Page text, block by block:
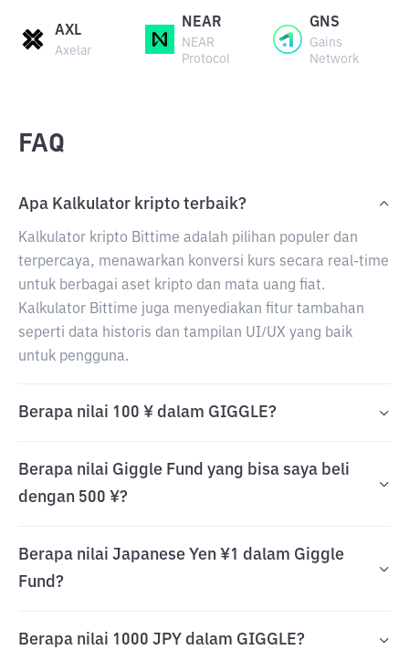
AXL
Axelar
NEAR
NEAR
Protocol
GNS
Gains
Network
FAQ
Apa Kalkulator kripto terbaik?
Kalkulator kripto Bittime adalah pilihan populer dan
terpercaya, menawarkan konversi kurs secara real-time
untuk berbagai aset kripto dan mata uang fiat.
Kalkulator Bittime juga menyediakan fitur tambahan
seperti data historis dan tampilan UI/UX yang baik
untuk pengguna.
Berapa nilai 100 ¥ dalam GIGGLE?
Berapa nilai Giggle Fund yang bisa saya beli
dengan 500 ¥?
Berapa nilai Japanese Yen ¥1 dalam Giggle
Fund?
Berapa nilai 1000 JPY dalam GIGGLE?